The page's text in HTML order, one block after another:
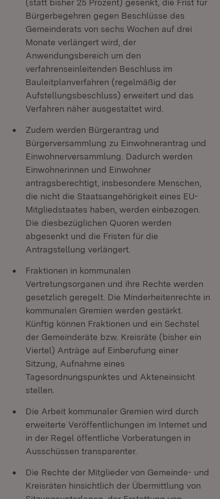
(statt bisher 25 Prozent) gesenkt, die Frist für
Bürgerbegehren gegen Beschlüsse des
Gemeinderats von sechs Wochen auf drei
Monate verlängert wird, der
Anwendungsbereich um den
verfahrenseinleitenden Beschluss im
Bauleitplanverfahren (regelmäßig der
Aufstellungsbeschluss) erweitert und das
Verfahren näher ausgestaltet wird.
Zudem werden Bürgerantrag und
Bürgerversammlung zu Einwohnerantrag und
Einwohnerversammlung. Dadurch werden
Einwohnerinnen und Einwohner
antragsberechtigt, insbesondere Menschen,
die nicht die Staatsangehörigkeit eines EU-
Mitgliedstaates haben, werden einbezogen.
Die diesbezüglichen Quoren werden
abgesenkt und die Fristen für die
Antragstellung verlängert.
Fraktionen in kommunalen
Vertretungsorganen und ihre Rechte werden
gesetzlich geregelt. Die Minderheitenrechte in
kommunalen Gremien werden gestärkt.
Künftig können Fraktionen und ein Sechstel
der Gemeinderäte bzw. Kreisräte (bisher ein
Viertel) Anträge auf Einberufung einer
Sitzung, Aufnahme eines
Tagesordnungspunktes und Akteneinsicht
stellen.
Die Arbeit kommunaler Gremien wird durch
erweiterte Veröffentlichungen im Internet und
in der Regel öffentliche Vorberatungen in
Ausschüssen transparenter.
Die Rechte der Mitglieder von Gemeinde- und
Kreisräten hinsichtlich der Übermittlung von